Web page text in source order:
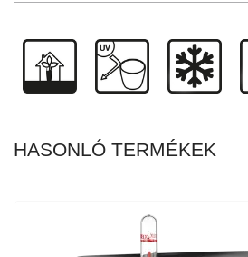
HASONLÓ TERMÉKEK